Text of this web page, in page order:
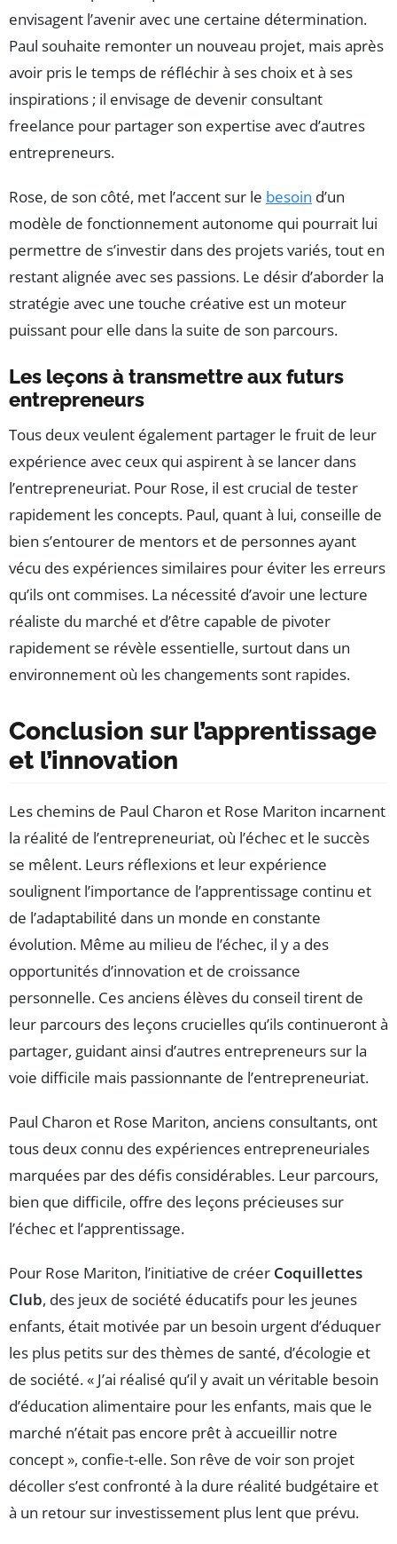
envisagent l’avenir avec une certaine détermination.
Paul souhaite remonter un nouveau projet, mais après
avoir pris le temps de réfléchir à ses choix et à ses
inspirations ; il envisage de devenir consultant
freelance pour partager son expertise avec d’autres
entrepreneurs.
Rose, de son côté, met l’accent sur le besoin d’un
modèle de fonctionnement autonome qui pourrait lui
permettre de s’investir dans des projets variés, tout en
restant alignée avec ses passions. Le désir d’aborder la
stratégie avec une touche créative est un moteur
puissant pour elle dans la suite de son parcours.
Les leçons à transmettre aux futurs
entrepreneurs
Tous deux veulent également partager le fruit de leur
expérience avec ceux qui aspirent à se lancer dans
l’entrepreneuriat. Pour Rose, il est crucial de tester
rapidement les concepts. Paul, quant à lui, conseille de
bien s’entourer de mentors et de personnes ayant
vécu des expériences similaires pour éviter les erreurs
qu’ils ont commises. La nécessité d’avoir une lecture
réaliste du marché et d’être capable de pivoter
rapidement se révèle essentielle, surtout dans un
environnement où les changements sont rapides.
Conclusion sur l’apprentissage
et l’innovation
Les chemins de Paul Charon et Rose Mariton incarnent
la réalité de l’entrepreneuriat, où l’échec et le succès
se mêlent. Leurs réflexions et leur expérience
soulignent l’importance de l’apprentissage continu et
de l’adaptabilité dans un monde en constante
évolution. Même au milieu de l’échec, il y a des
opportunités d’innovation et de croissance
personnelle. Ces anciens élèves du conseil tirent de
leur parcours des leçons crucielles qu’ils continueront à
partager, guidant ainsi d’autres entrepreneurs sur la
voie difficile mais passionnante de l’entrepreneuriat.
Paul Charon et Rose Mariton, anciens consultants, ont
tous deux connu des expériences entrepreneuriales
marquées par des défis considérables. Leur parcours,
bien que difficile, offre des leçons précieuses sur
l’échec et l’apprentissage.
Pour Rose Mariton, l’initiative de créer Coquillettes
Club, des jeux de société éducatifs pour les jeunes
enfants, était motivée par un besoin urgent d’éduquer
les plus petits sur des thèmes de santé, d’écologie et
de société. « J’ai réalisé qu’il y avait un véritable besoin
d’éducation alimentaire pour les enfants, mais que le
marché n’était pas encore prêt à accueillir notre
concept », confie-t-elle. Son rêve de voir son projet
décoller s’est confronté à la dure réalité budgétaire et
à un retour sur investissement plus lent que prévu.